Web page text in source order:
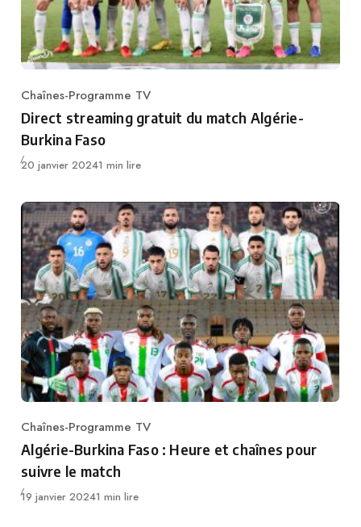
Category
Chaînes-Programme TV
Direct streaming gratuit du match Algérie-
Burkina Faso
Publié
20 janvier 20241 min lire
Category
Chaînes-Programme TV
Algérie-Burkina Faso : Heure et chaînes pour
suivre le match
Publié
19 janvier 20241 min lire